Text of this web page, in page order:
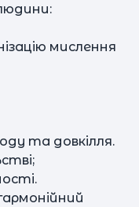
мислення
та довкілля.